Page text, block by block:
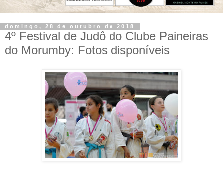
domingo, 28 de outubro de 2018
4º Festival de Judô do Clube Paineiras
do Morumby: Fotos disponíveis